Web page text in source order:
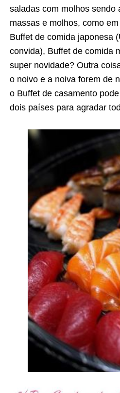
saladas com molhos sendo
massas e molhos, como
Buffet de comida japonesa
convida), Buffet de comida
super novidade? Outra
o noivo e a noiva forem de
o Buffet de casamento
dois países para agradar